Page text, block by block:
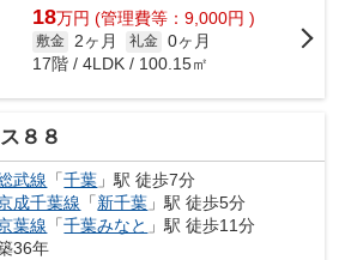
18万円 (管理費等：9,000円 )
敷金 2ヶ月 礼金 0ヶ月
17階 / 4LDK / 100.15㎡
８８
武線 「千葉 」駅 徒歩7分
成千葉線 「新千葉 」駅 徒歩5分
葉線 「千葉みなと 」駅 徒歩11分
36年